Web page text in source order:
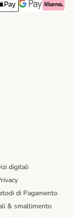
Method Method
pay. Payment
Google Pay
Klarna
digitali
di Pagamento
& smaltimento